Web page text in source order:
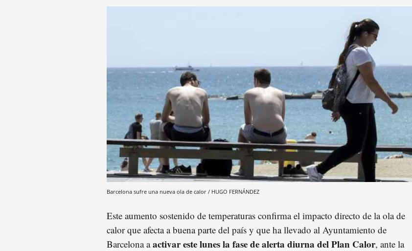
Barcelona sufre una nueva ola de calor / HUGO FERNÁNDEZ
Este aumento sostenido de temperaturas confirma el impacto directo de la ola de
calor que afecta a buena parte del país y que ha llevado al Ayuntamiento de
Barcelona aactivar este lunes la fase de alerta diurna del Plan Calor, ante la